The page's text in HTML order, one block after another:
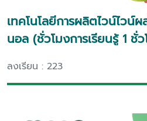
เทคโนโลยีการผลิตไวน์ไวน์ผ
นอล (ชั่วโมงการเรียนรู้ 1 ชั่
ลงเรียน : 223